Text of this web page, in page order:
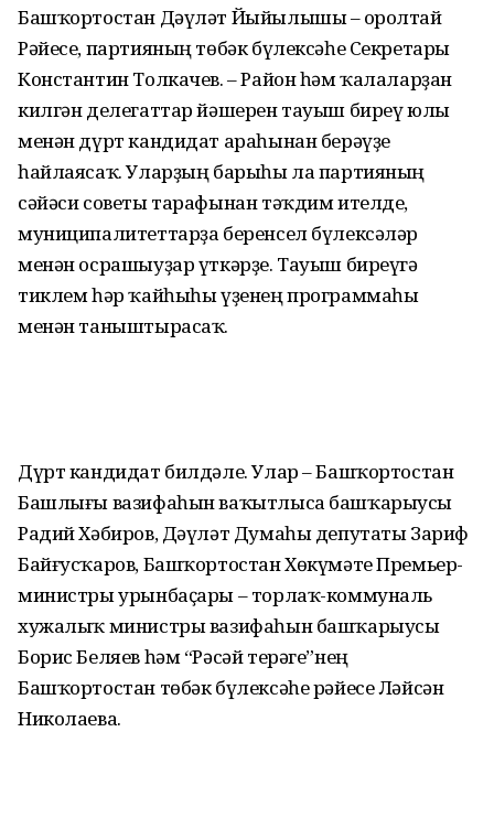
Башҡортостан Дәүләт Йыйылышы – Ҡоролтай
Рәйесе, партияның төбәк бүлексәһе Секретары
Константин Толкачев. – Район һәм ҡалаларҙан
килгән делегаттар йәшерен тауыш биреү юлы
менән дүрт кандидат араһынан берәүҙе
һайлаясаҡ. Уларҙың барыһы ла партияның
сәйәси советы тарафынан тәҡдим ителде,
муниципалитеттарҙа беренсел бүлексәләр
менән осрашыуҙар үткәрҙе. Тауыш биреүгә
тиклем һәр ҡайһыһы үҙенең программаһы
менән таныштырасаҡ.
Дүрт кандидат билдәле. Улар – Башҡортостан
Башлығы вазифаһын ваҡытлыса башҡарыусы
Радий Хәбиров, Дәүләт Думаһы депутаты Зариф
Байғусҡаров, Башҡортостан Хөкүмәте Премьер-
министры урынбаҫары – торлаҡ-коммуналь
хужалыҡ министры вазифаһын башҡарыусы
Борис Беляев һәм “Рәсәй терәге”нең
Башҡортостан төбәк бүлексәһе рәйесе Ләйсән
Николаева.